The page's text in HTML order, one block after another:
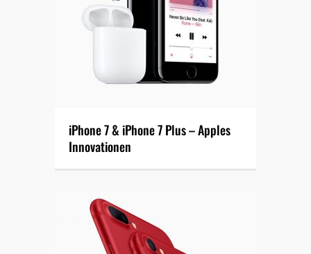
iPhone 7 & iPhone 7 Plus – Apples
Innovationen